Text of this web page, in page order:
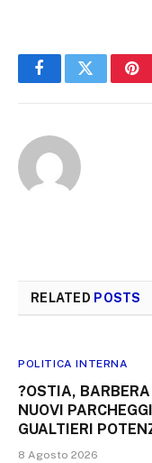
FacebookTwitter
RELATED POSTS
POLITICA INTERNA
?OSTIA, BARBERA
NUOVI
GUALTIERI
8 Agosto 2026